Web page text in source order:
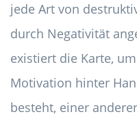
jede Art von
durch Negativität
existiert die Karte,
Motivation hinter
besteht, einer